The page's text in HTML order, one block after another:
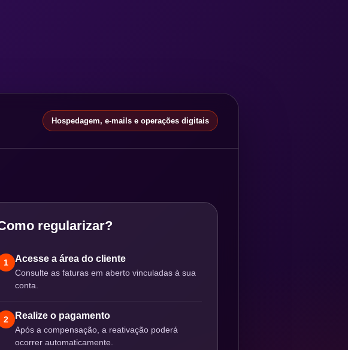
Hospedagem, e-mails e operações digitais
regularizar?
1 Acesse a área do cliente
Consulte as faturas em aberto vinculadas à sua
conta.
2 Realize o pagamento
Após a compensação, a reativação poderá
ocorrer automaticamente.